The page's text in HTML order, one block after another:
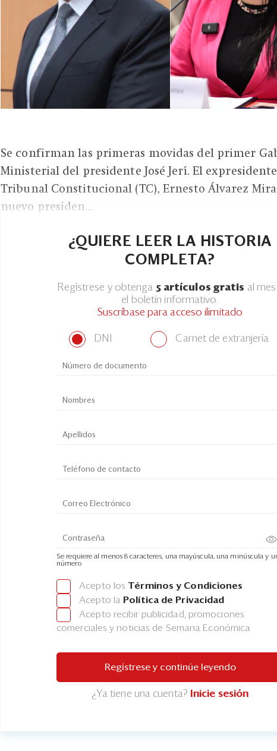
Se confirman las primeras movidas del primer
Ministerial del presidente José Jerí. El
Tribunal Constitucional (TC), Ernesto Álvarez
nuevo presiden...
¿QUIERE LEER LA HISTORIA
COMPLETA?
Regístrese y obtenga 5 artículos gratis al
el boletín informativo.
Suscríbase para acceso ilimitado
DNI Carnet de extranjería
Se requiere al menos 8 caracteres, una mayúscula, una minúscula y
número
Acepto los Términos y Condiciones
Acepto la Política de Privacidad
Acepto recibir publicidad, promociones
comerciales y noticias de Semana Económica
Regístrese y continúe leyendo
¿Ya tiene una cuenta? Inicie sesión